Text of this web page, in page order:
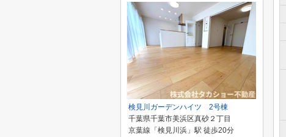
検見川ガーデンハイツ 2号棟
千葉県千葉市美浜区真砂２丁目
京葉線「検見川浜」駅 徒歩20分